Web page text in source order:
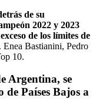
de su
2022 y 2023
de los límites de
Enea Bastianini, Pedro
10.
Argentina, se
Países Bajos a